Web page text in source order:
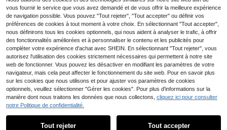
Oceva Ensemble de maillot de bain
pour femmes, bikini décontracté de
plage sexy bombshell à pois dorés
marron
100+ vendus
CA$12.68
vous fournir le service que vous avez demandé et de vous offrir la meilleure expérience
de navigation possible. Vous pouvez "Tout rejeter", "Tout accepter" ou définir vos
préférences de cookies à tout moment à votre choix. En sélectionnant "Tout accepter",
nous définirons tous les cookies optionnels, qui nous aident à analyser le trafic, à offrir
des fonctionnalités améliorées et à personnaliser le contenu et les publicités pour
compléter votre expérience d'achat avec SHEIN. En sélectionnant "Tout rejeter", vous
autorisez l'utilisation des cookies strictement nécessaires qui permettent à notre site
web de fonctionner. Vous pouvez les désactiver en modifiant les paramètres de votre
navigateur, mais cela peut affecter le fonctionnement du site web. Pour en savoir plus
sur les cookies que nous utilisons et pour ajuster vos paramètres de cookies
optionnels, veuillez sélectionner "Gérer les cookies". Pour plus d'informations sur la
manière dont nous traitons les données que nous collectons, cliquez ici pour consulter
notre Politique de confidentialité.
Tout rejeter Tout accepter